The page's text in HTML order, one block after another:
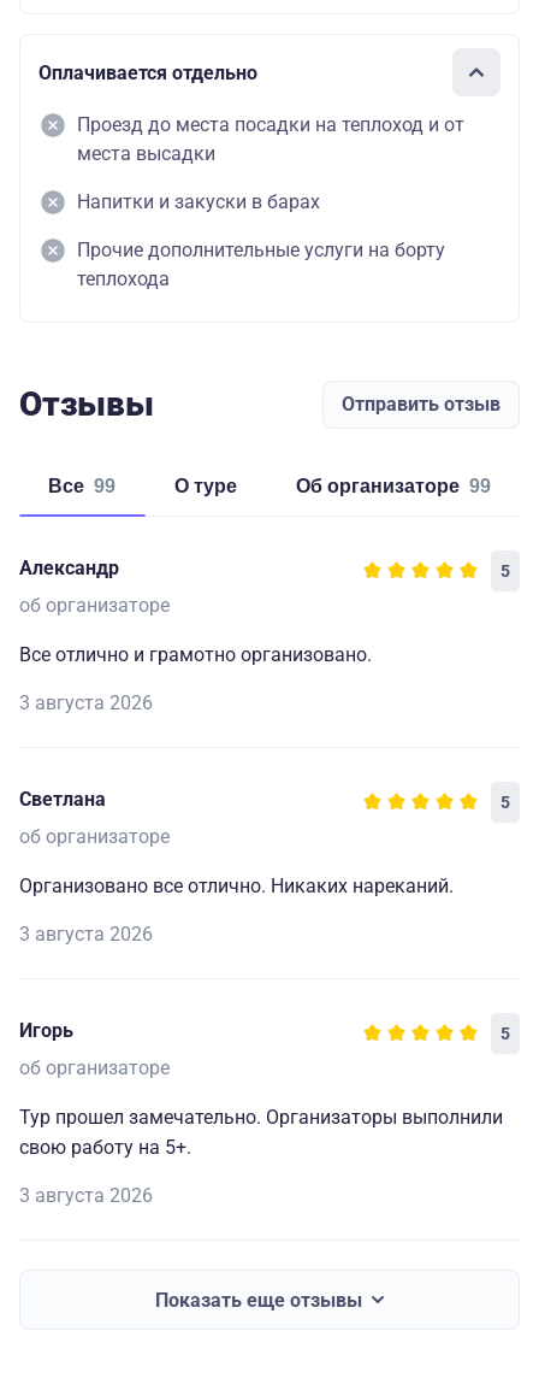
Оплачивается отдельно
Проезд до места посадки на теплоход и от
места высадки
Напитки и закуски в барах
Прочие дополнительные услуги на борту
теплохода
Отзывы Отправить отзыв
Все 99 о туре об организаторе 99
Александр 5
об организаторе
Все отлично и грамотно организовано.
3 августа 2026
Светлана 5
об организаторе
Организовано все отлично. Никаких нареканий.
3 августа 2026
Игорь 5
об организаторе
Тур прошел замечательно. Организаторы выполнили
свою работу на 5+.
3 августа 2026
Показать еще отзывы